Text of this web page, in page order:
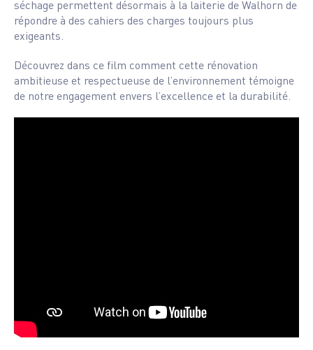
séchage permettent désormais à la laiterie de Walhorn de
répondre à des cahiers des charges toujours plus
exigeants.
Découvrez dans ce film comment cette rénovation
ambitieuse et respectueuse de l’environnement témoigne
de notre engagement envers l’excellence et la durabilité.